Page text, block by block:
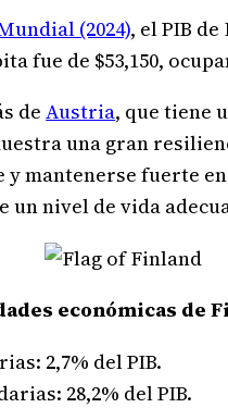
(2024), el PIB
fue de $53,150,
deAustria, que tiene
una gran
y mantenerse fuerte
un nivel de vida
económicas de
2,7% del PIB.
28,2% del PIB.